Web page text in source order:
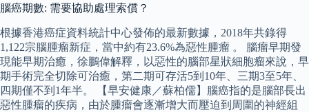
腦癌期數: 需要協助處理索償？
根據香港癌症資料統計中心發佈的最新數據，2018年共錄得
1,122宗腦腫瘤新症，當中約有23.6%為惡性腫瘤 。 腦瘤早期發
現能早期治癒，徐鵬偉解釋，以惡性的腦部星狀細胞瘤來說，早
期手術完全切除可治癒，第二期可存活5到10年、三期3至5年、
四期僅不到1年半。 【早安健康／蘇柏儒】腦癌指的是腦部長出
惡性腫瘤的疾病，由於腫瘤會逐漸增大而壓迫到周圍的神經組